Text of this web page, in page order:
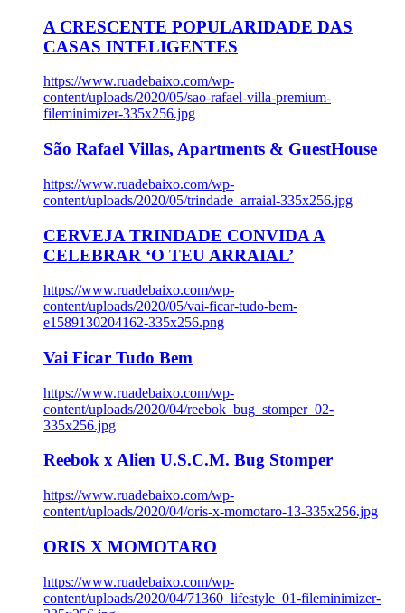
A CRESCENTE POPULARIDADE DAS
CASAS INTELIGENTES
https://www.ruadebaixo.com/wp-
content/uploads/2020/05/sao-rafael-villa-premium-
fileminimizer-335x256.jpg
São Rafael Villas, Apartments & GuestHouse
https://www.ruadebaixo.com/wp-
content/uploads/2020/05/trindade_arraial-335x256.jpg
CERVEJA TRINDADE CONVIDA A
CELEBRAR ‘O TEU ARRAIAL’
https://www.ruadebaixo.com/wp-
content/uploads/2020/05/vai-ficar-tudo-bem-
e1589130204162-335x256.png
Vai Ficar Tudo Bem
https://www.ruadebaixo.com/wp-
content/uploads/2020/04/reebok_bug_stomper_02-
335x256.jpg
Reebok x Alien U.S.C.M. Bug Stomper
https://www.ruadebaixo.com/wp-
content/uploads/2020/04/oris-x-momotaro-13-335x256.jpg
ORIS X MOMOTARO
https://www.ruadebaixo.com/wp-
content/uploads/2020/04/71360_lifestyle_01-fileminimizer-